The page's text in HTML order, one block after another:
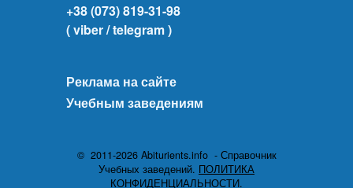
+38 (073) 819-31-98
( viber/ telegram )
Реклама на сайте
Учебным заведениям
© 2011-2026 Abiturients.info - Справочник
Учебных заведений. ПОЛИТИКА
КОНФИДЕНЦИАЛЬНОСТИ.